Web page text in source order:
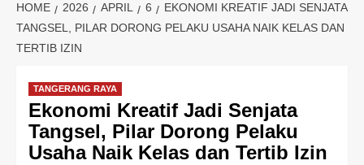
HOME 2026 APRIL 6
EKONOMI KREATIF JADI SENJATA
TANGSEL, PILAR DORONG PELAKU USAHA NAIK KELAS DAN
TERTIB IZIN
TANGERANG RAYA
Ekonomi Kreatif Jadi Senjata
Tangsel, Pilar Dorong Pelaku
Usaha Naik Kelas dan Tertib Izin